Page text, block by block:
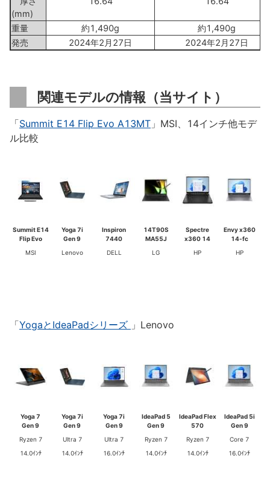
(mm)
重量 約1,490g
約1,490g
発売
2024年2月27日 2024年2月27日
関連モデルの情報（当サイト）
「Summit E14 Flip Evo A13MT 」MSI、14インチ他モデ
ル比較
Summit E14
Flip Evo
MSI
Yoga 7i
Gen 9
Lenovo
Inspiron
7440
DELL
14T90S
MA55J
LG
Spectre
x360 14
HP
Envy x360
14-fc
HP
「YogaとIdeaPadシリーズ 」Lenovo
Yoga 7
Gen 9
Ryzen 7
14.0ｲﾝﾁ
Yoga 7i
Gen 9
Ultra 7
14.0ｲﾝﾁ
Yoga 7i
Gen 9
Ultra 7
16.0ｲﾝﾁ
IdeaPad 5
Gen 9
Ryzen 7
14.0ｲﾝﾁ
IdeaPad Flex
570
Ryzen 7
14.0ｲﾝﾁ
IdeaPad 5i
Gen 9
Core 7
16.0ｲﾝﾁ